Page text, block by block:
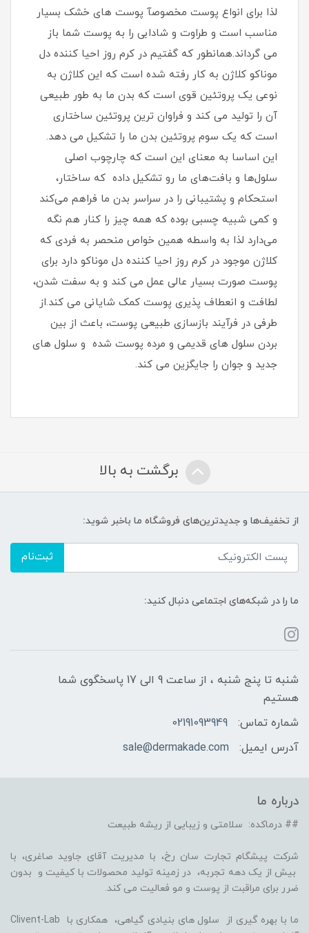
لذا برای انواع پوست مخصوصآ پوست های خشک بسیار
مناسب است و طراوت و شادابی را به پوست شما باز
می گرداند.همانطور که گفتیم در کرم روز احیا کننده دل
موناکو کلاژن به کار رفته شده است که این کلاژن به
نوعی یک پروتئین قوی است که بدن ما به طور طبیعی
آن را تولید می کند و فراوان ترین پروتئین ساختاری
است که یک سوم پروتئین بدن ما را تشکیل می دهد.
این اساسا به معنای این است که چارچوب اصلی
سلول‌ها و بافت‌های ما رو تشکیل داده که ساختار،
استحکام و پشتیبانی را در سراسر بدن ما فراهم می‌کند
و کمی شبیه چسبی بوده که همه چیز را کنار هم نگه
می‌دارد لذا به واسطه همین خواص منحصر به فردی که
کلاژن موجود در کرم روز احیا کننده دل موناکو دارد برای
پوست صورت بسیار عالی عمل می کند و به سفت شدن،
لطافت و انعطاف پذیری پوست کمک شایانی می کند.از
طرفی در فرآیند بازسازی طبیعی پوست، باعث از بین
بردن سلول های قدیمی و مرده پوست شده و سلول های
جدید و جوان را جایگزین می کند.
برگشت به بالا
از تخفیف‌ها و جدیدترین‌های فروشگاه ما باخبر شوید:
ثبت‌نام
ما را در شبکه‌های اجتماعی دنبال کنید:
شنبه تا پنج شنبه ، از ساعت 9 الی 17 پاسخگوی شما
هستیم
شماره تماس:
02191093949
آدرس ایمیل:
sale@dermakade.com
درباره ما
## درماکده: سلامتی و زیبایی از ریشه طبیعت
شرکت پیشگام تجارت سان رخ، با مدیریت آقای جاوید صاغری، با
بیش از یک دهه تجربه، در زمینه تولید محصولات با کیفیت و بدون
ضرر برای مراقبت از پوست و مو فعالیت می کند.
ما با بهره گیری از سلول های بنیادی گیاهی، همکاری با Clivent-Lab